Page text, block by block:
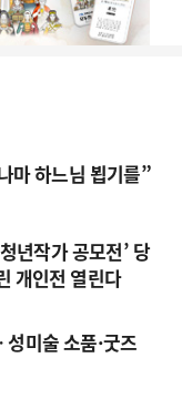
마 하느님 뵙기를”
년작가 공모전’ 당
개인전 열린다
미술 소품·굿즈